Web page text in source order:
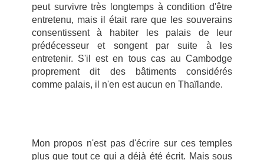
peut survivre très longtemps à condition d'être
entretenu, mais il était rare que les souverains
consentissent à habiter les palais de leur
prédécesseur et songent par suite à les
entretenir. S'il est en tous cas au Cambodge
proprement dit des bâtiments considérés
comme palais, il n'en est aucun en Thaïlande.
Mon propos n'est pas d'écrire sur ces temples
plus que tout ce qui a déjà été écrit. Mais sous